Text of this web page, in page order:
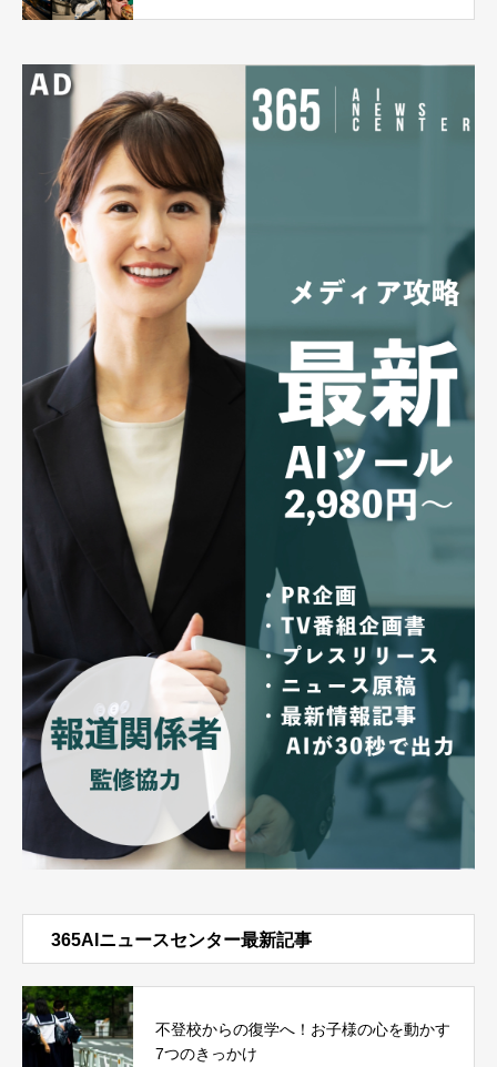
365AIニュースセンター最新記事
不登校からの復学へ！お子様の心を動かす
7つのきっかけ